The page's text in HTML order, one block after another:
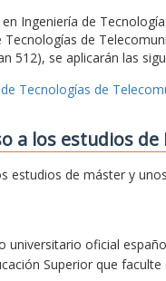
Ingeniería de
de
512), se aplicarán las
Tecnologías de
a los estudios
estudios de máster y
universitario oficial
Superior que